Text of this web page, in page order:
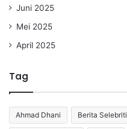
Juni 2025
Mei 2025
April 2025
Tag
Ahmad Dhani Berita Selebriti